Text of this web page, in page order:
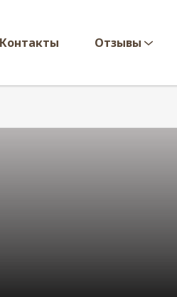
Контакты Отзывы